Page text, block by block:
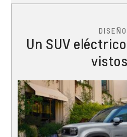
DISEÑO
Un SUV